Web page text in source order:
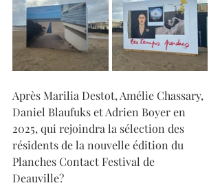
Après Marilia Destot, Amélie Chassary,
Daniel Blaufuks et Adrien Boyer en
2025, qui rejoindra la sélection des
résidents de la nouvelle édition du
Planches Contact Festival de
Deauville?